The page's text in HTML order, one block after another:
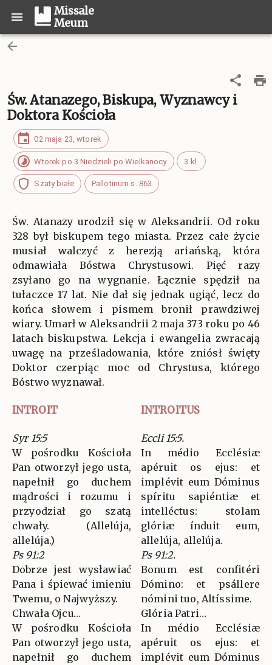
Missale
Meum
Św. Atanazego, Biskupa, Wyznawcy i
Doktora Kościoła
02 maja 23, wtorek
Wtorek po 3 Niedzieli po Wielkanocy 3 kl.
Szaty białe Pallotinum s. 863
Św. Atanazy urodził się w Aleksandrii. Od roku
328 był biskupem tego miasta. Przez całe życie
musiał walczyć z herezją ariańską, która
odmawiała Bóstwa Chrystusowi. Pięć razy
zsyłano go na wygnanie. Łącznie spędził na
tułaczce 17 lat. Nie dał się jednak ugiąć, lecz do
końca słowem i pismem bronił prawdziwej
wiary. Umarł w Aleksandrii 2 maja 373 roku po 46
latach biskupstwa. Lekcja i ewangelia zwracają
uwagę na prześladowania, które zniósł święty
Doktor czerpiąc moc od Chrystusa, którego
Bóstwo wyznawał.
INTROIT INTROITUS
Syr 15:5
W pośrodku Kościoła
Pan otworzył jego usta,
napełnił go duchem
mądrości i rozumu i
przyodział go szatą
chwały. (Allelúja,
allelúja.)
Ps 91:2
Dobrze jest wysławiać
Pana i śpiewać imieniu
Twemu, o Najwyższy.
Chwała Ojcu…
W pośrodku Kościoła
Pan otworzył jego usta,
napełnił go duchem
Eccli 15:5.
In médio Ecclésiæ
apéruit os ejus: et
implévit eum Dóminus
spíritu sapiéntiæ et
intelléctus: stolam
glóriæ índuit eum,
allelúja, allelúja.
Ps 91:2.
Bonum est confitéri
Dómino: et psállere
nómini tuo, Altíssime.
Glória Patri…
In médio Ecclésiæ
apéruit os ejus: et
implévit eum Dóminus